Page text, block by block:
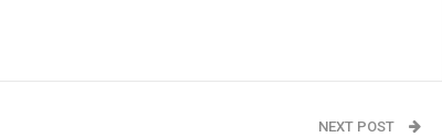
NEXT POST